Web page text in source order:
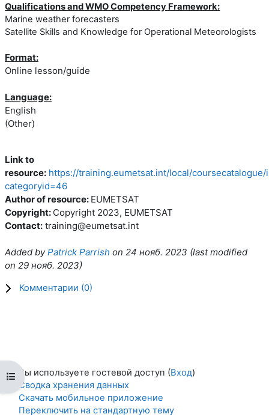
Открыть оглавление курса
Qualifications and WMO Competency Framework:
Marine weather forecasters
Satellite Skills and Knowledge for Operational Meteorologists
Format:
Online lesson/guide
Language:
English
(Other)
Link to
resource: https://training.eumetsat.int/local/coursecatalogue/
categoryid=46
Author of resource: EUMETSAT
Copyright: Copyright 2023, EUMETSAT
Contact: training@eumetsat.int
Added byPatrick Parrish on 24 нояб. 2023 (last modified
on 29 нояб. 2023)
Комментарии (0)
Вы используете гостевой доступ (Вход)
Сводка хранения данных
Скачать мобильное приложение
Переключить на стандартную тему